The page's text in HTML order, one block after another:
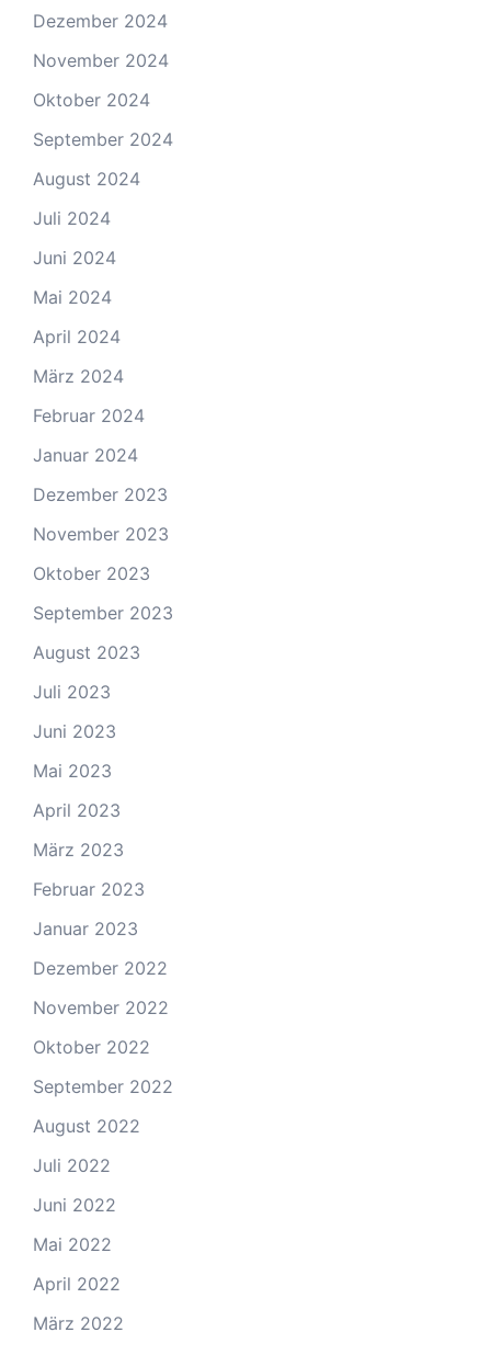
Dezember 2024
November 2024
Oktober 2024
September 2024
August 2024
Juli 2024
Juni 2024
Mai 2024
April 2024
März 2024
Februar 2024
Januar 2024
Dezember 2023
November 2023
Oktober 2023
September 2023
August 2023
Juli 2023
Juni 2023
Mai 2023
April 2023
März 2023
Februar 2023
Januar 2023
Dezember 2022
November 2022
Oktober 2022
September 2022
August 2022
Juli 2022
Juni 2022
Mai 2022
April 2022
März 2022